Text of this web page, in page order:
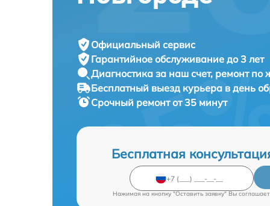
Официальный сервис
Гарантийное обслуживание до 3 лет
Диагностика за наш счет, ремонт по
Бесплатный выезд курьера в день
Срочный ремонтот 35 минут
Бесплатная
Нажимая на кнопку "Оставить заявку" Вы